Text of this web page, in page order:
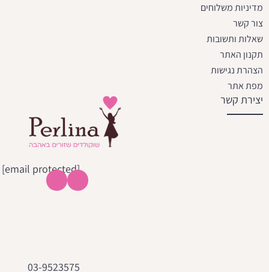
מדיניות משלוחים
צור קשר
שאלות ותשובות
תקנון האתר
הצהרת נגישות
מפת אתר
יצירת קשר
[email protected]
03-9523575